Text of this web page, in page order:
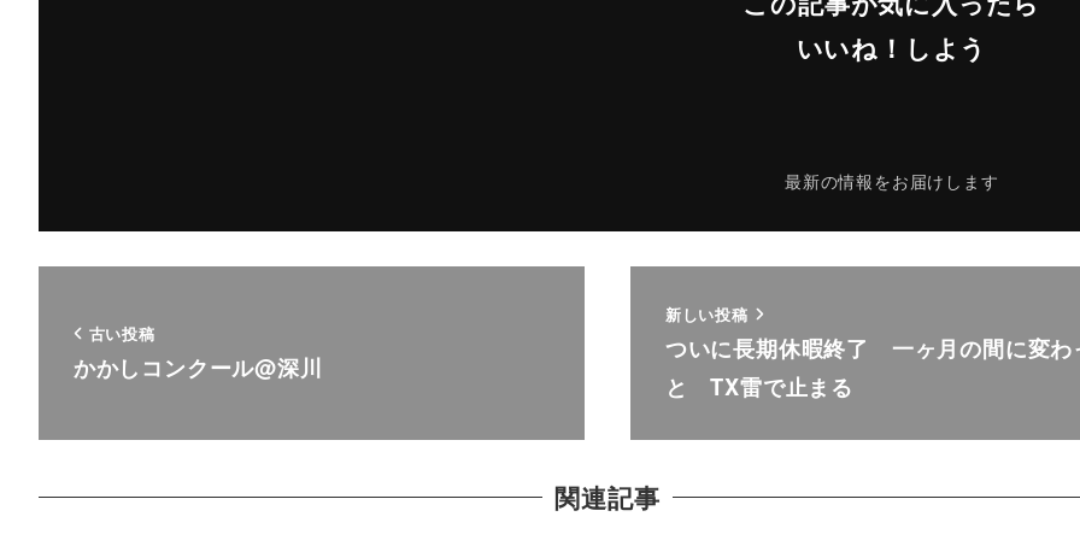
いいね！しよう
最新の情報をお届けします
古い投稿
かかしコンクール@深川
新しい投稿
ついに長期休暇終了 一ヶ月の間に変わ
と TX雷で止まる
関連記事